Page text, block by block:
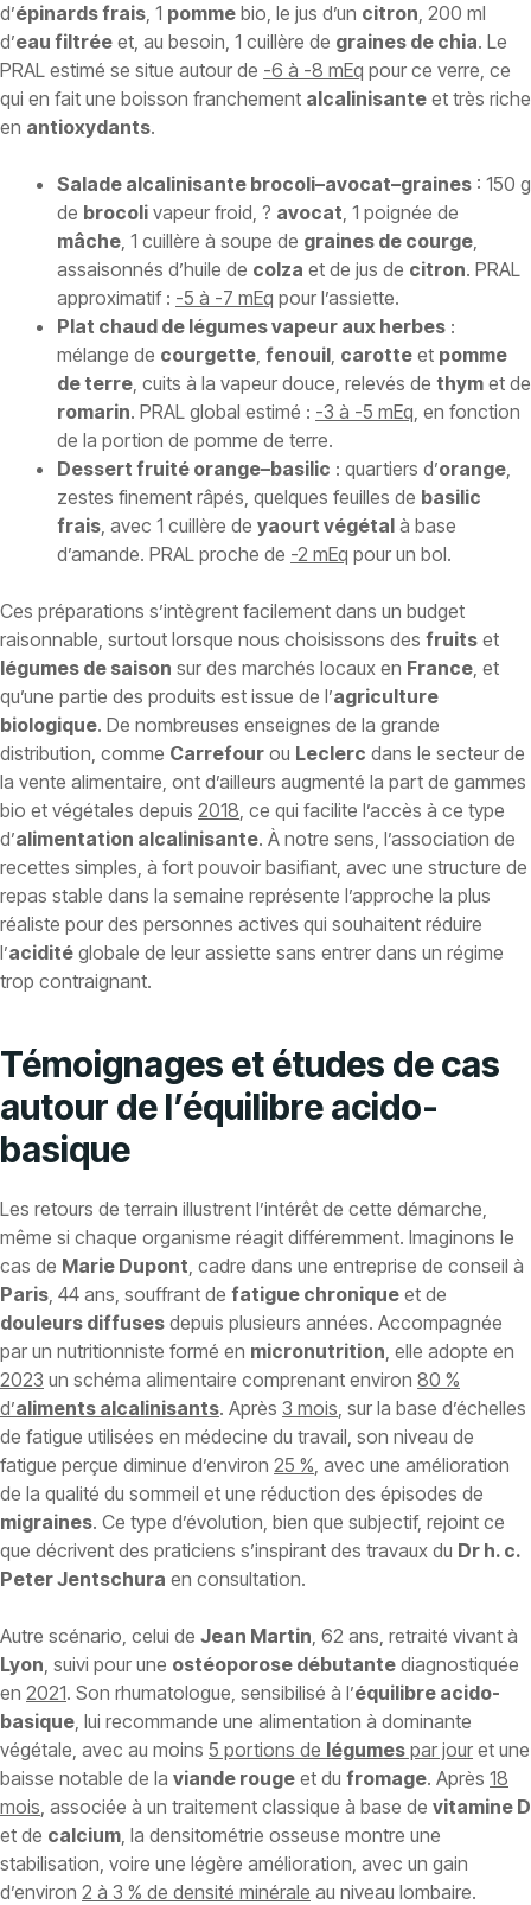
d’épinards frais , 1 pomme bio, le jus d’un citron , 200 ml
d’eau filtrée et, au besoin, 1 cuillère de graines de chia. Le
PRAL estimé se situe autour de -6 à -8 mEq pour ce verre, ce
qui en fait une boisson franchement alcalinisante et très riche
en antioxydants.
Salade alcalinisante brocoli–avocat–graines : 150 g
de brocoli vapeur froid, ? avocat , 1 poignée de
mâche , 1 cuillère à soupe de graines de courge
assaisonnés d’huile de colza et de jus de citron. PRAL
approximatif : -5 à -7 mEq pour l’assiette.
Plat chaud de légumes vapeur aux herbes :
mélange de courgette fenouil carotte et pomme
de terre , cuits à la vapeur douce, relevés de thym et de
romarin. PRAL global estimé : -3 à -5 mEq , en fonction
de la portion de pomme de terre.
Dessert fruité orange–basilic : quartiers d’orange
zestes finement râpés, quelques feuilles de basilic
frais , avec 1 cuillère de yaourt végétal à base
d’amande. PRAL proche de -2 mEq pour un bol.
Ces préparations s’intègrent facilement dans un budget
raisonnable, surtout lorsque nous choisissons des fruits et
légumes de saison sur des marchés locaux en France , et
qu’une partie des produits est issue de l’agriculture
biologique. De nombreuses enseignes de la grande
distribution, comme Carrefour ou Leclerc dans le secteur de
la vente alimentaire, ont d’ailleurs augmenté la part de gammes
bio et végétales depuis 2018 , ce qui facilite l’accès à ce type
d’alimentation alcalinisante. À notre sens, l’association de
recettes simples, à fort pouvoir basifiant, avec une structure de
repas stable dans la semaine représente l’approche la plus
réaliste pour des personnes actives qui souhaitent réduire
l’acidité globale de leur assiette sans entrer dans un régime
trop contraignant.
Témoignages et études de cas
autour de l’équilibre acido-
basique
Les retours de terrain illustrent l’intérêt de cette démarche,
même si chaque organisme réagit différemment. Imaginons le
cas de Marie Dupont , cadre dans une entreprise de conseil à
Paris , 44 ans, souffrant de fatigue chronique et de
douleurs diffuses depuis plusieurs années. Accompagnée
par un nutritionniste formé en micronutrition , elle adopte en
2023 un schéma alimentaire comprenant environ 80 %
d’aliments alcalinisants. Après 3 mois , sur la base d’échelles
de fatigue utilisées en médecine du travail, son niveau de
fatigue perçue diminue d’environ 25 % , avec une amélioration
de la qualité du sommeil et une réduction des épisodes de
migraines. Ce type d’évolution, bien que subjectif, rejoint ce
que décrivent des praticiens s’inspirant des travaux du Dr h. c.
Peter Jentschura en consultation.
Autre scénario, celui de Jean Martin , 62 ans, retraité vivant à
Lyon , suivi pour une ostéoporose débutante diagnostiquée
en 2021. Son rhumatologue, sensibilisé à l’équilibre acido-
basique , lui recommande une alimentation à dominante
végétale, avec au moins 5 portions de légumes par jour et une
baisse notable de la viande rouge et du fromage. Après 18
mois , associée à un traitement classique à base de vitamine D
et de calcium , la densitométrie osseuse montre une
stabilisation, voire une légère amélioration, avec un gain
d’environ 2 à 3 % de densité minérale au niveau lombaire.